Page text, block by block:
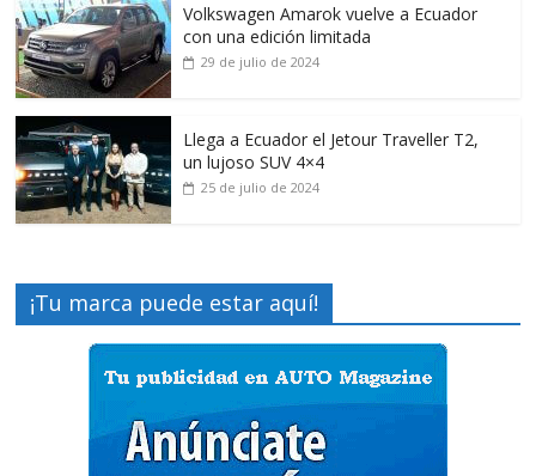
Volkswagen Amarok vuelve a Ecuador
con una edición limitada
29 de julio de 2024
Llega a Ecuador el Jetour Traveller T2,
un lujoso SUV 4×4
25 de julio de 2024
¡Tu marca puede estar aquí!